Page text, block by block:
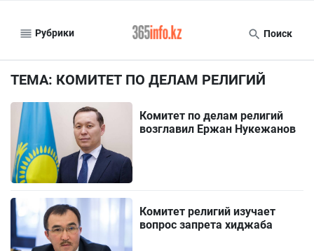
Рубрики Поиск
ТЕМА: КОМИТЕТ ПО ДЕЛАМ РЕЛИГИЙ
Комитет по делам религий
возглавил Ержан Нукежанов
Комитет религий изучает
вопрос запрета хиджаба